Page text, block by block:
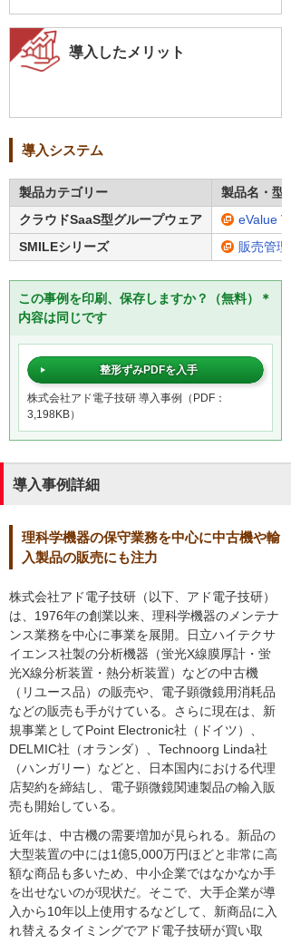
導入したメリット
導入システム
製品カテゴリー
製品名・型番
クラウドSaaS型グループウェア
eValue
SMILEシリーズ
販売管
この事例を印刷、保存しますか？（無料）＊
内容は同じです
整形ずみPDFを入手
株式会社アド電子技研 導入事例（PDF：
3,198KB）
導入事例詳細
理科学機器の保守業務を中心に中古機や輸
入製品の販売にも注力
株式会社アド電子技研（以下、アド電子技研）
は、1976年の創業以来、理科学機器のメンテナ
ンス業務を中心に事業を展開。日立ハイテクサ
イエンス社製の分析機器（蛍光X線膜厚計・蛍
光X線分析装置・熱分析装置）などの中古機
（リユース品）の販売や、電子顕微鏡用消耗品
などの販売も手がけている。さらに現在は、新
規事業としてPoint Electronic社（ドイツ）、
DELMIC社（オランダ）、Technoorg Linda社
（ハンガリー）などと、日本国内における代理
店契約を締結し、電子顕微鏡関連製品の輸入販
売も開始している。
近年は、中古機の需要増加が見られる。新品の
大型装置の中には1億5,000万円ほどと非常に高
額な商品も多いため、中小企業ではなかなか手
を出せないのが現状だ。そこで、大手企業が導
入から10年以上使用するなどして、新商品に入
れ替えるタイミングでアド電子技研が買い取